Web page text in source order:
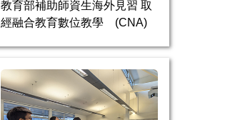
教育部補助師資生海外見習 取
經融合教育數位教學 (CNA)